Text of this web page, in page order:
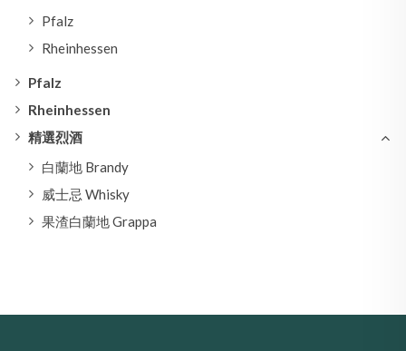
Pfalz
Rheinhessen
Pfalz
Rheinhessen
精選烈酒
白蘭地 Brandy
威士忌 Whisky
果渣白蘭地 Grappa